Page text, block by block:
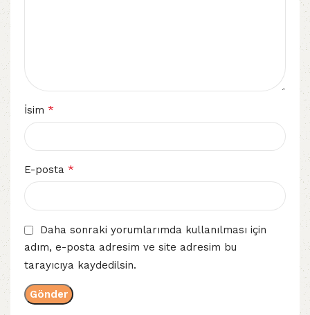
İsim *
E-posta *
Daha sonraki yorumlarımda kullanılması için
adım, e-posta adresim ve site adresim bu
tarayıcıya kaydedilsin.